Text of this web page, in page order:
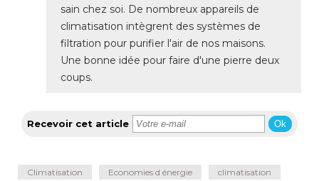
sain chez soi. De nombreux appareils de
climatisation intègrent des systèmes de
filtration pour purifier l'air de nos maisons.
Une bonne idée pour faire d'une pierre deux
coups.
Recevoir cet article Ok
Climatisation Economies d énergie climatisation